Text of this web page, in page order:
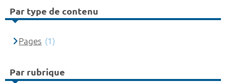
Par type de contenu
Pages (1)
Par rubrique